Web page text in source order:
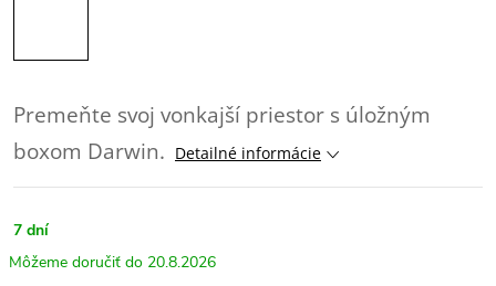
Premeňte svoj vonkajší priestor s úložným
boxom Darwin. Detailné informácie
7 dní
20.8.2026